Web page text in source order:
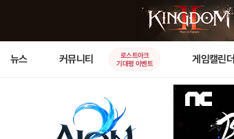
뉴스 커뮤니티
로스트아크
기대평 이벤트
게임캘린더